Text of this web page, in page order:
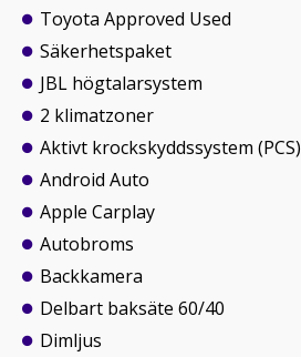
Toyota Approved Used
Säkerhetspaket
JBL högtalarsystem
2 klimatzoner
Aktivt krockskyddssystem (PCS)
Android Auto
Apple Carplay
Autobroms
Backkamera
Delbart baksäte 60/40
Dimljus